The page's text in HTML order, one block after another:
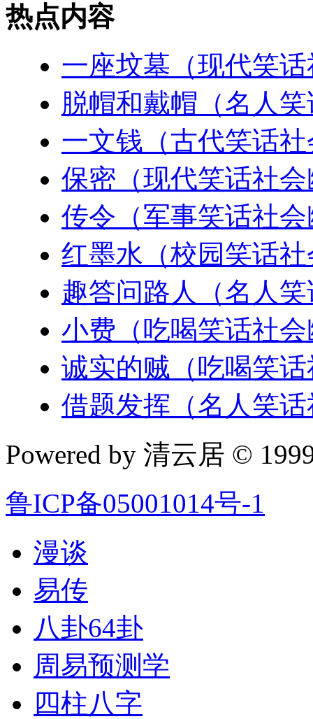
热点内容
一座坟墓（现代笑
脱帽和戴帽（名人
一文钱（古代笑话
保密（现代笑话社
传令（军事笑话社
红墨水（校园笑话
趣答问路人（名人
小费（吃喝笑话社
诚实的贼（吃喝笑
借题发挥（名人笑
Powered by 清云居 ©
鲁ICP备05001014号-1
漫谈
易传
八卦64卦
周易预测学
四柱八字